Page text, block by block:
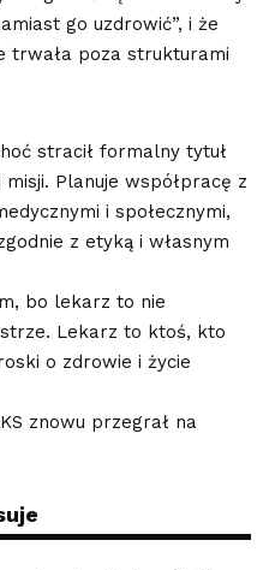
go uzdrowić”, i że
trwała poza strukturami
stracił formalny tytuł
Planuje współpracę z
i społecznymi,
z etyką i własnym
bo lekarz to nie
Lekarz to ktoś, kto
o zdrowie i życie
znowu przegrał na